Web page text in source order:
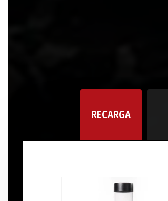
RECARGA